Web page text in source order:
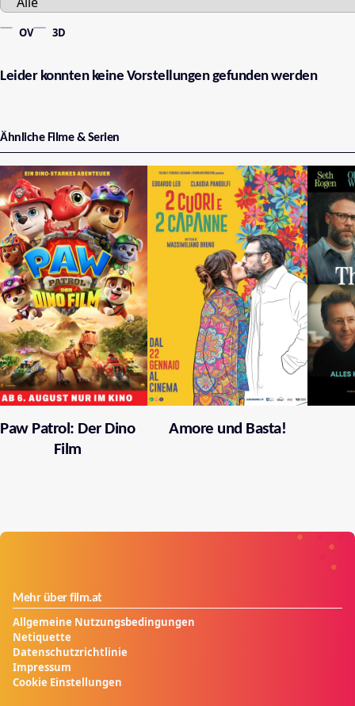
OV 3D
Leider konnten keine Vorstellungen gefunden werden
Ähnliche Filme & Serien
Paw Patrol: Der Dino
Film
Amore und Basta!
Mehr über film.at
Allgemeine Nutzungsbedingungen
Netiquette
Datenschutzrichtlinie
Impressum
Cookie Einstellungen